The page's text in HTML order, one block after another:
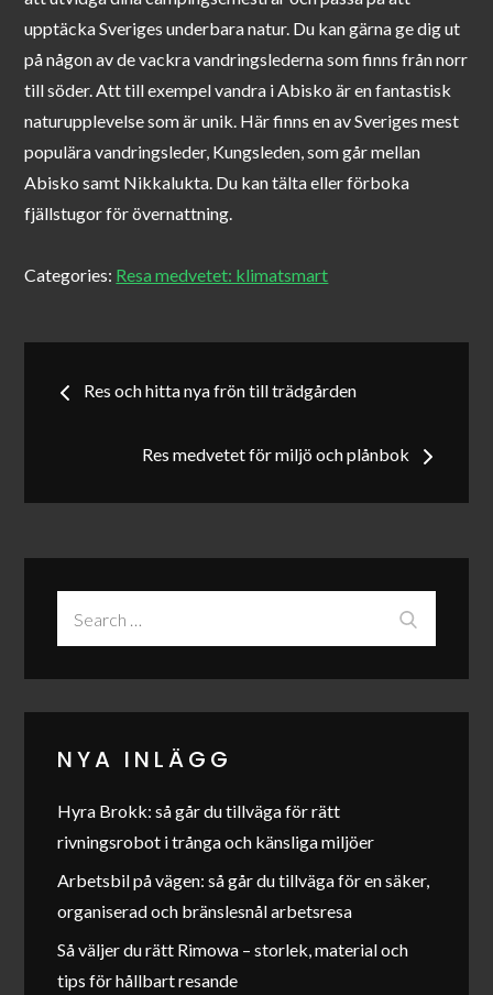
upptäcka Sveriges underbara natur. Du kan gärna ge dig ut
på någon av de vackra vandringslederna som finns från norr
till söder. Att till exempel vandra i Abisko är en fantastisk
naturupplevelse som är unik. Här finns en av Sveriges mest
populära vandringsleder, Kungsleden, som går mellan
Abisko samt Nikkalukta. Du kan tälta eller förboka
fjällstugor för övernattning.
Categories: Resa medvetet: klimatsmart
Inläggsnavigering
Res och hitta nya frön till trädgården
Res medvetet för miljö och plånbok
NYA INLÄGG
Hyra Brokk: så går du tillväga för rätt
rivningsrobot i trånga och känsliga miljöer
Arbetsbil på vägen: så går du tillväga för en säker,
organiserad och bränslesnål arbetsresa
Så väljer du rätt Rimowa – storlek, material och
tips för hållbart resande